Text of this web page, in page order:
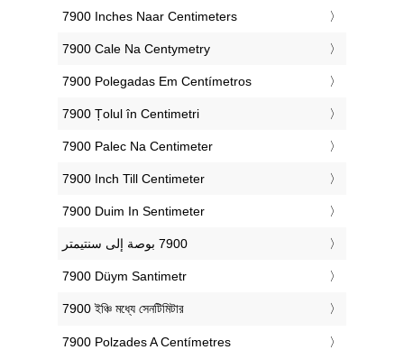
‎7900 Inches Naar Centimeters
‎7900 Cale Na Centymetry
‎7900 Polegadas Em Centímetros
‎7900 Țolul în Centimetri
‎7900 Palec Na Centimeter
‎7900 Inch Till Centimeter
‎7900 Duim In Sentimeter
‎7900 Düym Santimetr
‎7900 ইঞ্চি মধ্যে সেনটিমিটার
‎7900 Polzades A Centímetres